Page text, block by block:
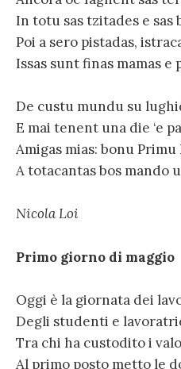
In totu sas tzitades e sas
Poi a sero pistadas,
Issas sunt finas mamas e
De custu mundu su
E mai tenent una die ‘e
Amigas mias: bonu Primu
A totacantas bos mando
Nicola Loi
Primo giorno di maggio
Oggi è la giornata dei
Degli studenti e
Tra chi ha custodito i
Al primo posto metto le